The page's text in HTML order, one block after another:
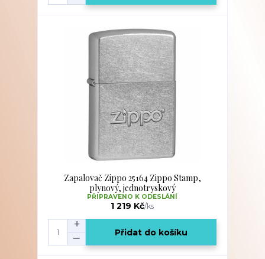
Zapalovač Zippo 25164 Zippo Stamp,
plynový, jednotryskový
1 219 Kč/ks
PŘIPRAVENO K ODESLÁNÍ
Přidat do košíku